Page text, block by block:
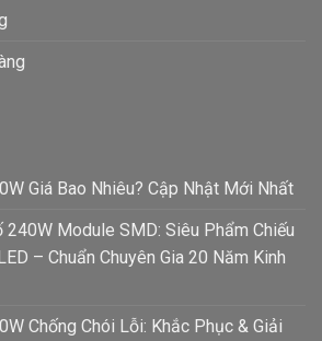
Giá Bao Nhiêu? Cập Nhật Mới Nhất
Module SMD: Siêu Phẩm Chiếu
– Chuẩn Chuyên Gia 20 Năm Kinh
Chống Chói Lỗi: Khắc Phục & Giải